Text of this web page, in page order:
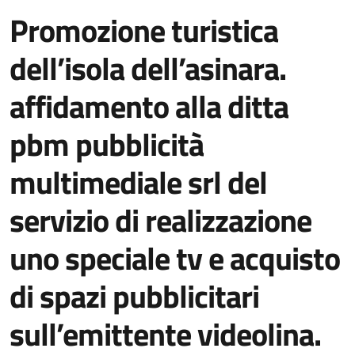
Promozione turistica
dell’isola dell’asinara.
affidamento alla ditta
pbm pubblicità
multimediale srl del
servizio di realizzazione
uno speciale tv e acquisto
di spazi pubblicitari
sull’emittente videolina.